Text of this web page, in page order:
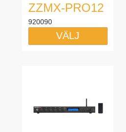
ZZMX-PRO12
920090
VÄLJ